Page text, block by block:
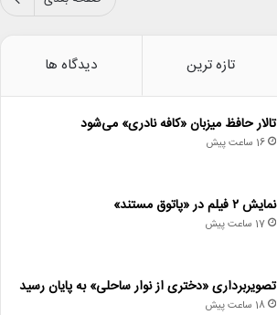
تازه ترین دیدگاه ها
تالار حافظ میزبان «کافه نادری» می‌شود
16 ساعت پیش
نمایش ۲ فیلم در «پاتوق مستند»
17 ساعت پیش
تصویربرداری «دختری از نوار ساحلی» به پایان رسید
18 ساعت پیش